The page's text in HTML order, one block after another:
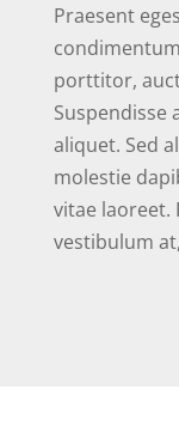
Praesent
porttitor,
Suspendisse
aliquet. Sed
molestie
vitae laoreet.
vestibulum